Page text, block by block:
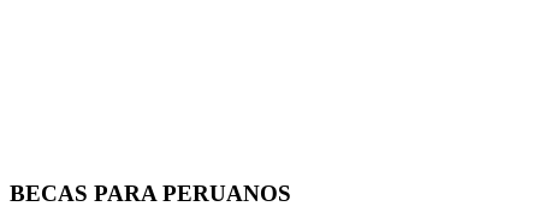
BECAS PARA PERUANOS